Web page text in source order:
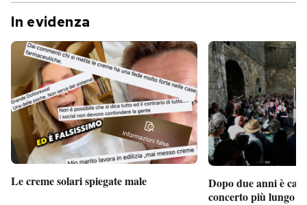
In evidenza
Le creme solari spiegate male
Dopo due anni è
concerto più lungo